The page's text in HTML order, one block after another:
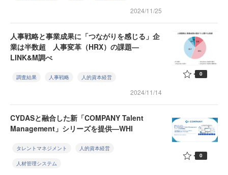
2024/11/25
人事戦略と事業成果に「つながりを感じる」企
業は半数超 人事変革（HRX）の課題—
LINK&M調べ
調査結果 人事戦略 人的資本経営
2024/11/14
0
CYDASと融合した新「COMPANY Talent
Management」シリーズを提供—WHI
タレントマネジメント 人的資本経営
人材管理システム
0